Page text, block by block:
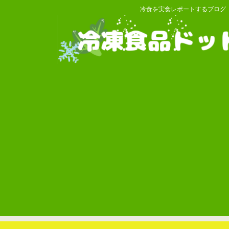
冷食を実食レポートするブログ